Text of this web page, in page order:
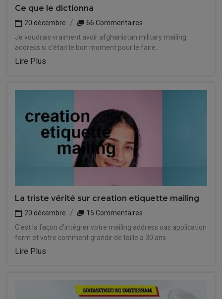
Ce que le dictionna
20 décembre
66 Commentaires
Je voudrais vraiment avoir afghanistan military mailing
address si c'était le bon moment pour le faire.
Lire Plus
La triste vérité sur creation etiquette mailing
20 décembre
15 Commentaires
C'est la façon d'intégrer votre mailing address oas application
form et votre comment grandir de taille a 30 ans .
Lire Plus